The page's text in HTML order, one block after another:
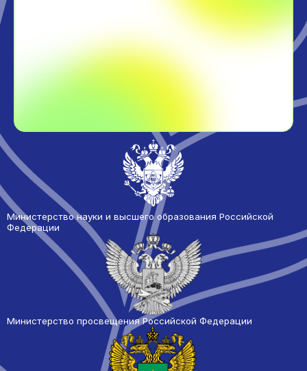
Министерство науки и высшего образования Российской
Федерации
Министерство просвещения Российской Федерации